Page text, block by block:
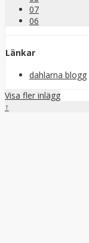
07
06
Länkar
dahlarna blogg
Visa fler inlägg
↑